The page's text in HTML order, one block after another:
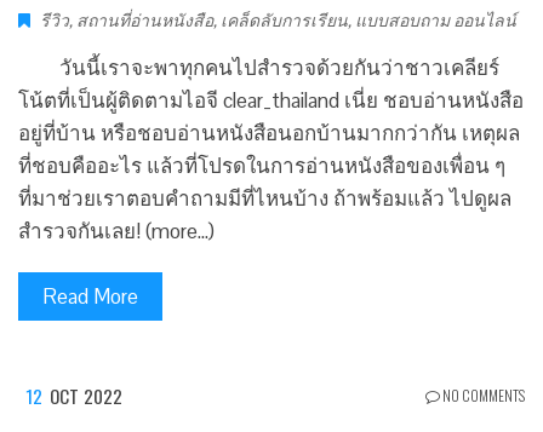
รีวิว, สถานที่อ่านหนังสือ, เคล็ดลับการเรียน, แบบสอบถาม ออนไลน์
วันนี้เราจะพาทุกคนไปสำรวจด้วยกันว่าชาวเคลียร์
โน้ตที่เป็นผู้ติดตามไอจี clear_thailand เนี่ย ชอบอ่านหนังสือ
อยู่ที่บ้าน หรือชอบอ่านหนังสือนอกบ้านมากกว่ากัน เหตุผล
ที่ชอบคืออะไร แล้วที่โปรดในการอ่านหนังสือของเพื่อน ๆ
ที่มาช่วยเราตอบคำถามมีที่ไหนบ้าง ถ้าพร้อมแล้ว ไปดูผล
สำรวจกันเลย! (more…)
Read More
12 OCT 2022 NO COMMENTS